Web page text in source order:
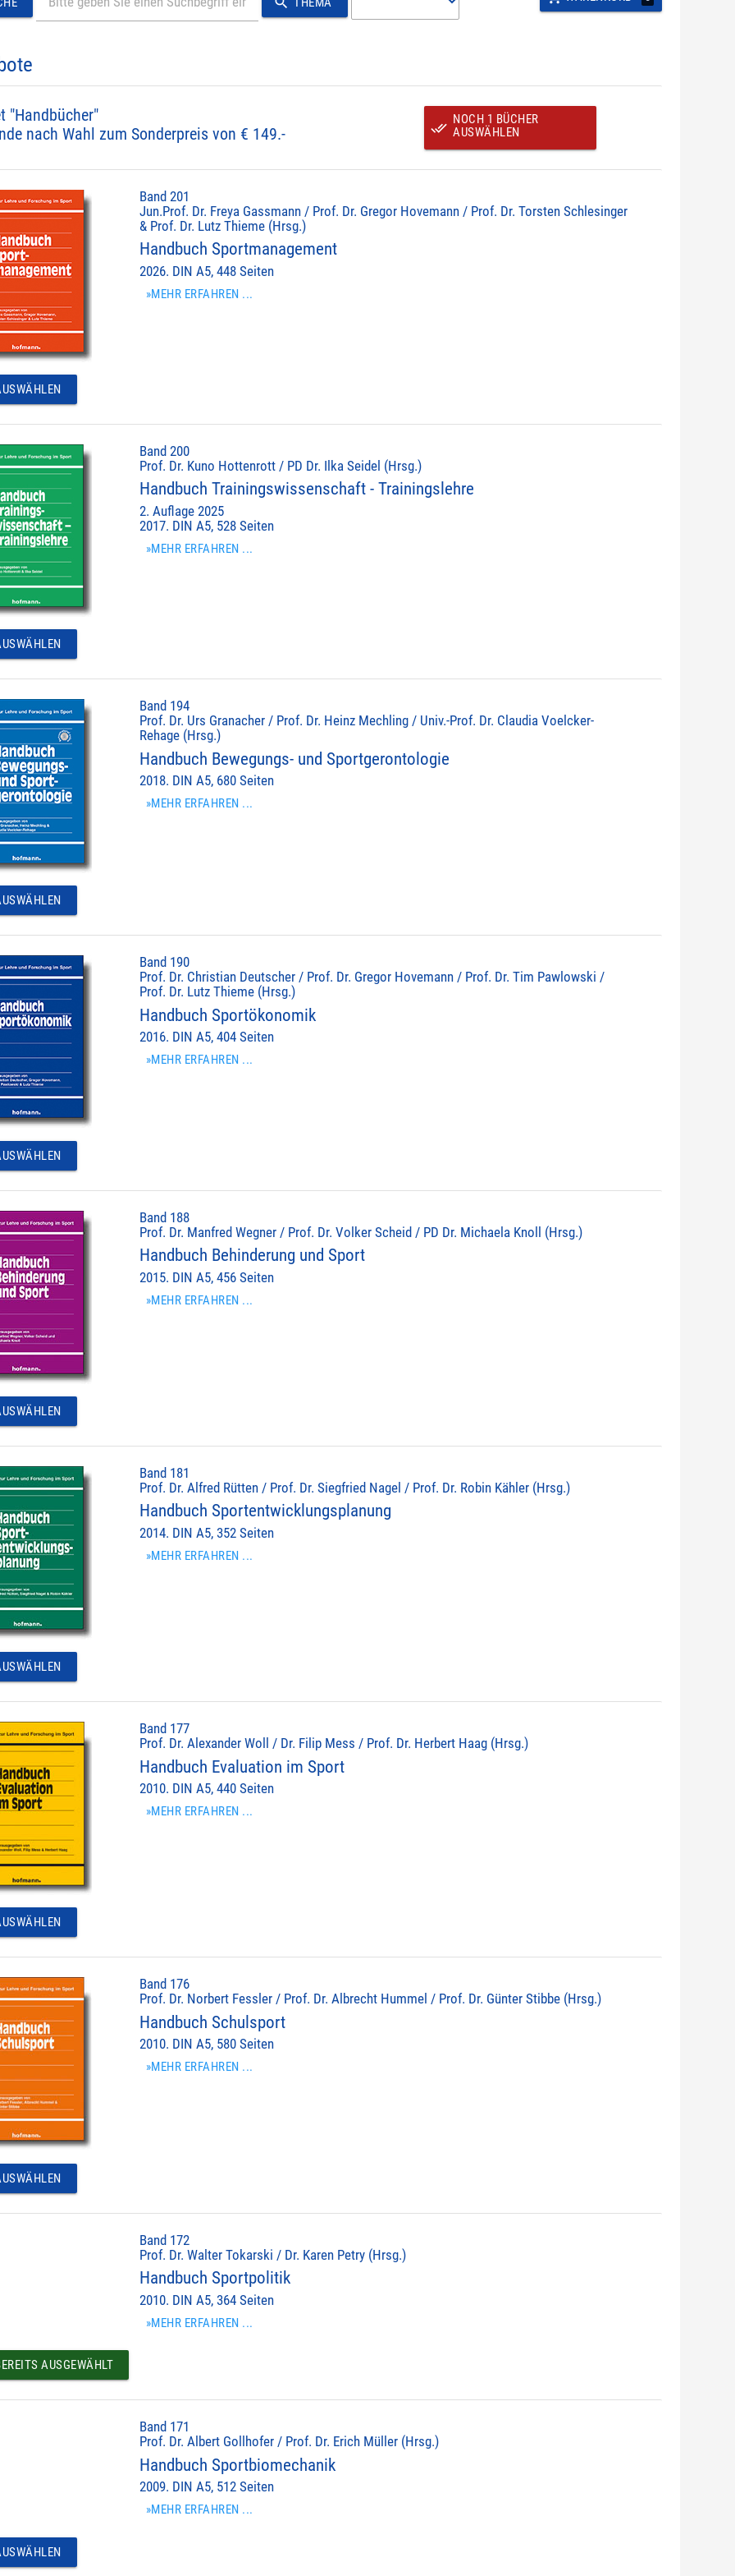
"Handbücher"
nach Wahl zum Sonderpreis von € 149.-
done_all
NOCH 1 BÜCHER
AUSWÄHLEN
Band 201
Jun.Prof. Dr. Freya Gassmann / Prof. Dr. Gregor Hovemann / Prof. Dr. Torsten Schlesinger
& Prof. Dr. Lutz Thieme (Hrsg.)
Handbuch Sportmanagement
2026. DIN A5, 448 Seiten
»MEHR ERFAHREN ...
Band 200
Prof. Dr. Kuno Hottenrott / PD Dr. Ilka Seidel (Hrsg.)
Handbuch Trainingswissenschaft - Trainingslehre
2. Auflage 2025
2017. DIN A5, 528 Seiten
»MEHR ERFAHREN ...
Band 194
Prof. Dr. Urs Granacher / Prof. Dr. Heinz Mechling / Univ.-Prof. Dr. Claudia Voelcker-
Rehage (Hrsg.)
Handbuch Bewegungs- und Sportgerontologie
2018. DIN A5, 680 Seiten
»MEHR ERFAHREN ...
Band 190
Prof. Dr. Christian Deutscher / Prof. Dr. Gregor Hovemann / Prof. Dr. Tim Pawlowski /
Prof. Dr. Lutz Thieme (Hrsg.)
Handbuch Sportökonomik
2016. DIN A5, 404 Seiten
»MEHR ERFAHREN ...
Band 188
Prof. Dr. Manfred Wegner / Prof. Dr. Volker Scheid / PD Dr. Michaela Knoll (Hrsg.)
Handbuch Behinderung und Sport
2015. DIN A5, 456 Seiten
»MEHR ERFAHREN ...
Band 181
Prof. Dr. Alfred Rütten / Prof. Dr. Siegfried Nagel / Prof. Dr. Robin Kähler (Hrsg.)
Handbuch Sportentwicklungsplanung
2014. DIN A5, 352 Seiten
»MEHR ERFAHREN ...
Band 177
Prof. Dr. Alexander Woll / Dr. Filip Mess / Prof. Dr. Herbert Haag (Hrsg.)
Handbuch Evaluation im Sport
2010. DIN A5, 440 Seiten
»MEHR ERFAHREN ...
Band 176
Prof. Dr. Norbert Fessler / Prof. Dr. Albrecht Hummel / Prof. Dr. Günter Stibbe (Hrsg.)
Handbuch Schulsport
2010. DIN A5, 580 Seiten
»MEHR ERFAHREN ...
Band 172
Prof. Dr. Walter Tokarski / Dr. Karen Petry (Hrsg.)
Handbuch Sportpolitik
2010. DIN A5, 364 Seiten
»MEHR ERFAHREN ...
AUSGEWÄHLT
Band 171
Prof. Dr. Albert Gollhofer / Prof. Dr. Erich Müller (Hrsg.)
Handbuch Sportbiomechanik
2009. DIN A5, 512 Seiten
»MEHR ERFAHREN ...